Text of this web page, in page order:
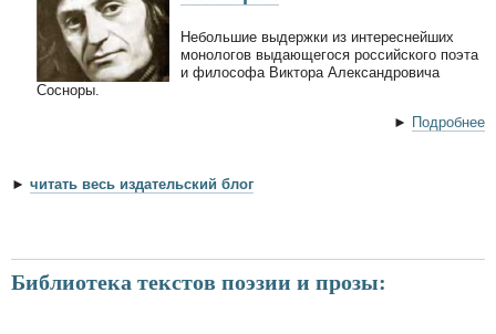
Небольшие выдержки из интереснейших
монологов выдающегося российского поэта
и философа Виктора Александровича
Сосноры.
► Подробнее
► читать весь издательский блог
Библиотека текстов поэзии и прозы: